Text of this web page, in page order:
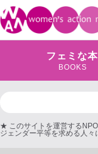
フェミな本
BOOKS
★ このサイトを運営する
ジェンダー平等を求める人々